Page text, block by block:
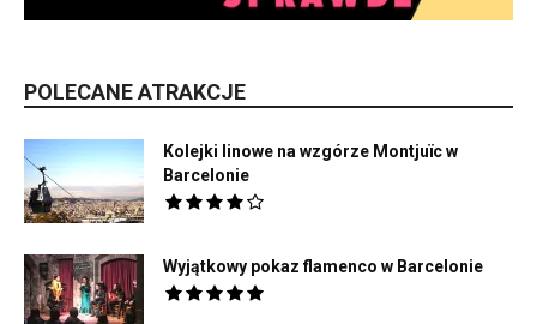
POLECANE ATRAKCJE
Kolejki linowe na wzgórze Montjuïc w
Barcelonie
Wyjątkowy pokaz flamenco w Barcelonie